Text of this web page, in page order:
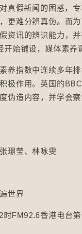
真假新闻的困惑，
更难分辨真伪。而
资讯的辨识能力，
始铺设，媒体素养
养指数中连续多年
极作用。英国的
伪造内容，并学会
璟莹、林咏雯
世界
FM92.6香港电台第